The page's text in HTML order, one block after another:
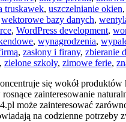
truskawek, uszczelnianie okien
wektorowe bazy danych,
, WordPress development,
, wynagrodzenia,
, zasłony i firany, zbieranie
, zielone szkoły, zimowe ferie,
się wokół
zainteresowanie
może zainteresować
na codzienne potrzeby